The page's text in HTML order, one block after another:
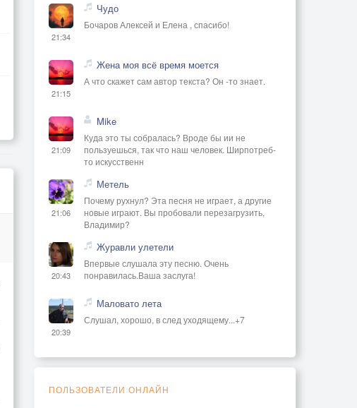
21:34
Чудо
Бочаров Алексей и Елена , спасибо!
21:15
Жена моя всё время моется
А что скажет сам автор текста? Он -то знает.
21:09
Mike
Куда это ты собралась? Вроде бы ии не
пользуешься, так что наш человек. Ширпотреб-
то искусственн
21:06
Метель
Почему рухнул? Эта песня не играет, а другие
новые играют. Вы пробовали перезагрузить,
Владимир?
20:43
Журавли улетели
Впервые слушала эту песню. Очень
понравилась.Ваша заслуга!
20:39
Маловато лета
Слушал, хорошо, в след уходящему...+7
ПОЛЬЗОВАТЕЛИ ОНЛАЙН